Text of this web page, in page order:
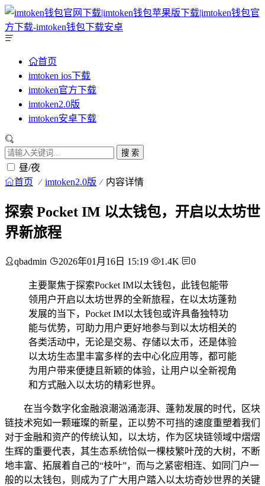
首页
imtoken ios下载
imtoken官方下载
imtoken2.0版
imtoken安卓下载
搜 索
昼/夜
首页 imtoken2.0版 内容详情
探索 Pocket IM 以太钱包，开启以太坊世
界新旅程
qbadmin 2026年01月16日 15:19 1.4K 0
主要聚焦于探索Pocket IM以太钱包，此钱包能带
领用户开启以太坊世界的全新旅程，在以太坊蓬勃
发展的当下，Pocket IM以太钱包或许具备独特功
能与优势，可助力用户更好地参与到以太坊相关的
各类活动中，无论是交易、存储以太币，还是体验
以太坊生态里丰富多样的去中心化应用等，都可能
为用户带来便捷且新颖的体验，让用户以全新视角
和方式融入以太坊的精彩世界。
在当今数字化金融浪潮汹涌澎湃、蓬勃发展的时代，区块
链技术宛如一颗璀璨的新星，正以势不可挡的速度重塑着我们
对于金融和资产的传统认知，以太坊，作为区块链领域中熠熠
生辉的重要代表，其生态系统恰似一棵枝繁叶茂的大树，不断
地丰富、拓展着自己的“枝叶”，而与之紧密相连、如同门户一
般的以太钱包，则成为了广大用户踏入以太坊奇妙世界的关键